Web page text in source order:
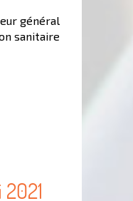
général
sanitaire